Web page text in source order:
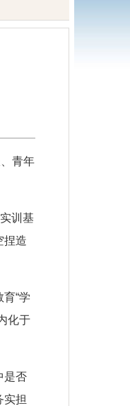
青年
训基
捏造
育“学
化于
是否
实担